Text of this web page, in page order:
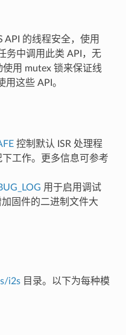
API 的线程安全，使用
务中调用此类 API，无
用 mutex 锁来保证线
用这些 API。
控制默认 ISR 处理程
工作。更多信息可参考
用于启用调试
固件的二进制文件大
i2s目录。以下为每种模